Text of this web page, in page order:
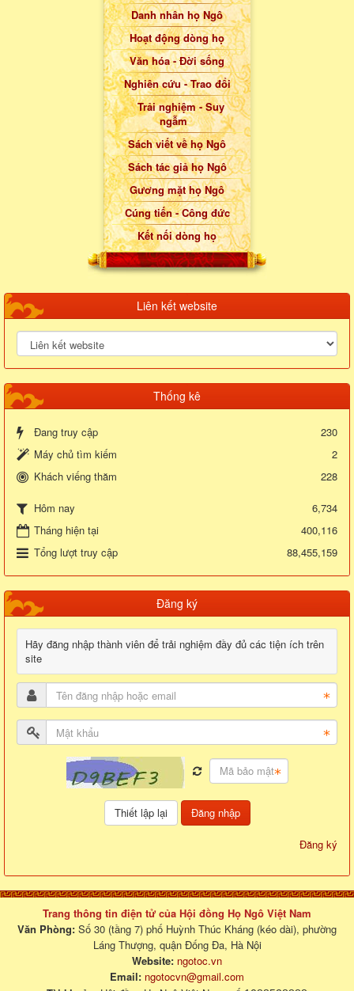
Danh nhân họ Ngô
Hoạt động dòng họ
Văn hóa - Đời sống
Nghiên cứu - Trao đổi
Trải nghiệm - Suy
ngẫm
Sách viết về họ Ngô
Sách tác giả họ Ngô
Gương mặt họ Ngô
Cúng tiến - Công đức
Kết nối dòng họ
Liên kết website
Thống kê
Đang truy cập
230
Máy chủ tìm kiếm
2
Khách viếng thăm
228
Hôm nay
6,734
Tháng hiện tại
400,116
Tổng lượt truy cập
88,455,159
Đăng ký
Hãy đăng nhập thành viên để trải nghiệm đầy đủ các tiện ích trên
site
Đăng nhập
Đăng ký
Trang thông tin điện tử của Hội đồng Họ Ngô Việt Nam
Văn Phòng: Số 30 (tầng 7) phố Huỳnh Thúc Kháng (kéo dài), phường
Láng Thượng, quận Đống Đa, Hà Nội
Website: ngotoc.vn
Email: ngotocvn@gmail.com